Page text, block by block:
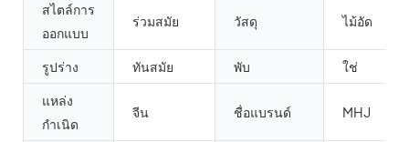
สไตล์การ
ออกแบบ
ร่วมสมัย วัสดุ ไม้อัด
รูปร่าง ทันสมัย พับ ใช่
แหล่ง
กำเนิด
จีน ชื่อแบรนด์ MHJ